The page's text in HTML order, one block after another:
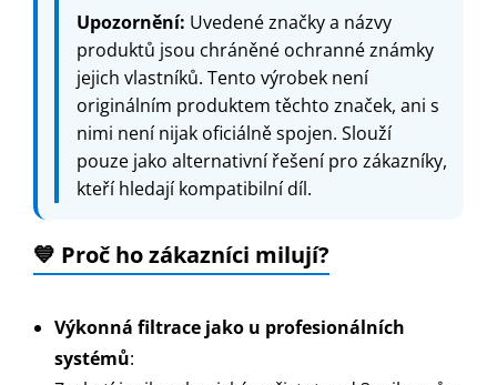
Upozornění: Uvedené značky a názvy
produktů jsou chráněné ochranné známky
jejich vlastníků. Tento výrobek není
originálním produktem těchto značek, ani s
nimi není nijak oficiálně spojen. Slouží
pouze jako alternativní řešení pro zákazníky,
kteří hledají kompatibilní díl.
💙 Proč ho zákazníci milují?
Výkonná filtrace jako u profesionálních
systémů: